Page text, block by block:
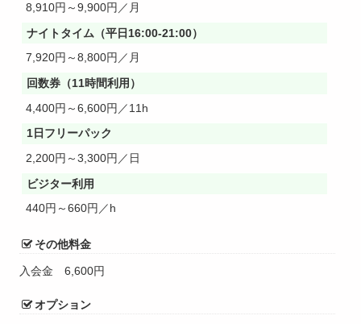
8,910円～9,900円／月
ナイトタイム（平日16:00-21:00）
7,920円～8,800円／月
回数券（11時間利用）
4,400円～6,600円／11h
1日フリーパック
2,200円～3,300円／日
ビジター利用
440円～660円／h
その他料金
入会金 6,600円
オプション